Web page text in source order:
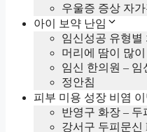
우울증 증상 자
아이 보약 난임
임신성공 유형별
머리에 땀이 많
임신 한의원 – 임
정안침
피부 미용 성장 비염
반영구 화장 –
강서구 두피문신